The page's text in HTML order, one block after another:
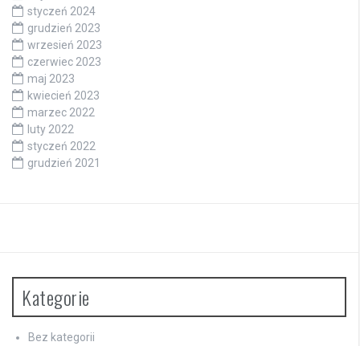
styczeń 2024
grudzień 2023
wrzesień 2023
czerwiec 2023
maj 2023
kwiecień 2023
marzec 2022
luty 2022
styczeń 2022
grudzień 2021
Kategorie
Bez kategorii